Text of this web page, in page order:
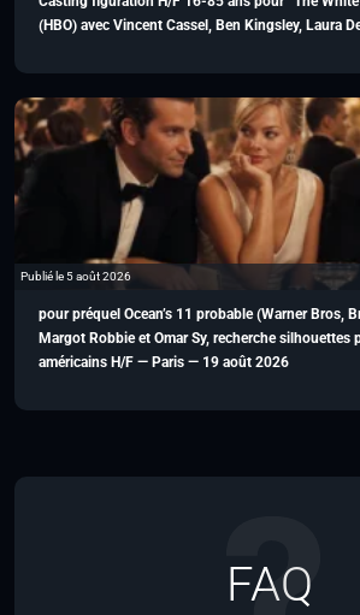
(HBO) avec Vincent Cassel, Ben Kingsley, Laura
Publié le 5 août 2026
pour préquel Ocean’s 11 probable (Warner Bros,
Margot Robbie et Omar Sy, recherche silhouettes
américains H/F — Paris — 19 août 2026
FAQ